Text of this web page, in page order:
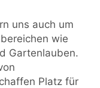
uns auch um
wie
Gartenlauben.
Platz für